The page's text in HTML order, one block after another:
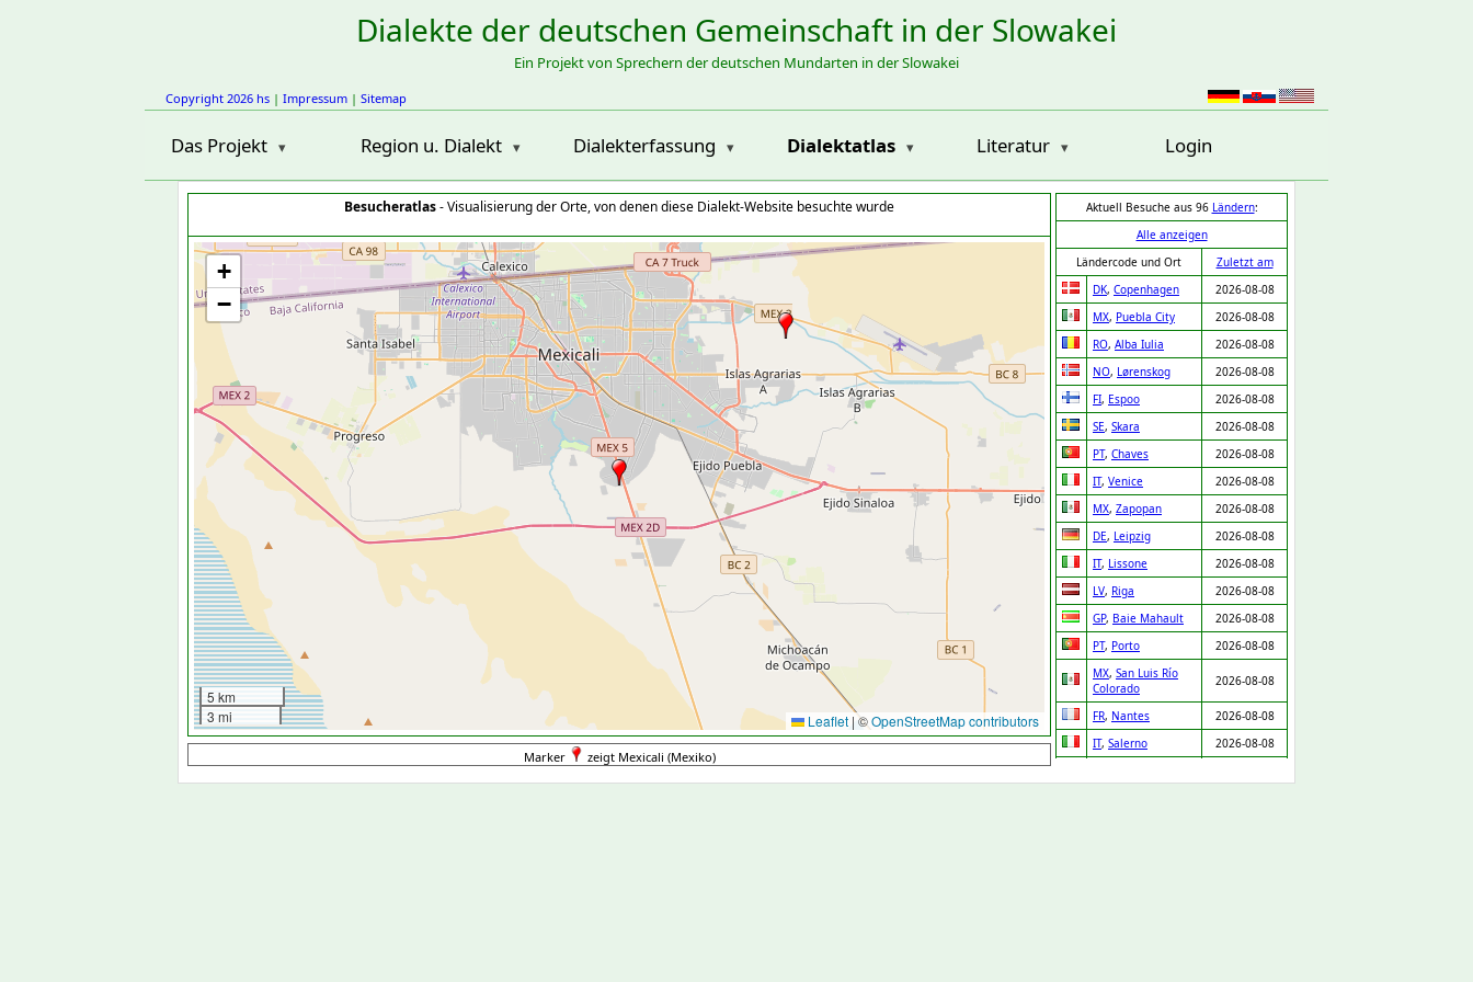
Dialekte der deutschen Gemeinschaft in der Slowakei
Ein Projekt von Sprechern der deutschen Mundarten in der Slowakei
Copyright 2026 hs | Impressum | Sitemap
Das Projekt Region u. Dialekt Dialekterfassung Dialektatlas Literatur Login
Besucheratlas- Visualisierung der Orte, von denen diese Dialekt-Website besuchte wurde
+
−
5 km
3 mi
Leaflet |©OpenStreetMap contributors
Aktuell Besuche aus 96 Ländern:
Alle anzeigen
Ländercode und Ort
Zuletzt am
DK, Copenhagen
2026-08-08
MX, Puebla City
2026-08-08
RO, Alba Iulia
2026-08-08
NO, Lørenskog
2026-08-08
FI, Espoo
2026-08-08
SE, Skara
2026-08-08
PT, Chaves
2026-08-08
IT, Venice
2026-08-08
MX, Zapopan
2026-08-08
DE, Leipzig
2026-08-08
IT, Lissone
2026-08-08
LV, Riga
2026-08-08
GP, Baie Mahault
2026-08-08
PT, Porto
2026-08-08
MX, San Luis Río
Colorado
2026-08-08
FR, Nantes
2026-08-08
IT, Salerno
2026-08-08
Marker zeigt Mexicali (Mexiko)